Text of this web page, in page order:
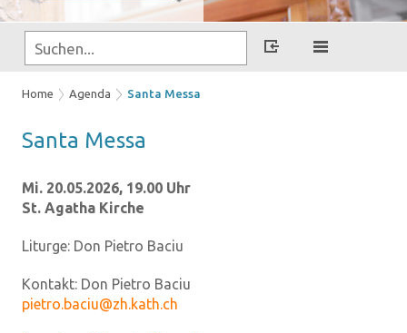
Home Agenda Santa Messa
Santa Messa
Mi. 20.05.2026, 19.00 Uhr
St. Agatha Kirche
Liturge: Don Pietro Baciu
Kontakt: Don Pietro Baciu
pietro.baciu@zh.kath.ch